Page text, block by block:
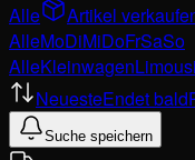
Alle
Artikel
AlleMoDiMiDoFrSaSo
AlleKleinwagen
NeuesteEndet bald
Suche speichern